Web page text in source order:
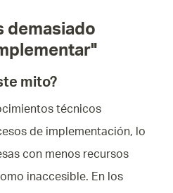
demasiado
mito?
técnicos
de implementación, lo
con menos recursos
inaccesible. En los